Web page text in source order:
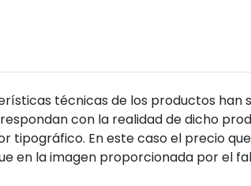
técnicas de los productos
con la realidad de dicho
tipográfico. En este caso el precio
en la imagen proporcionada por